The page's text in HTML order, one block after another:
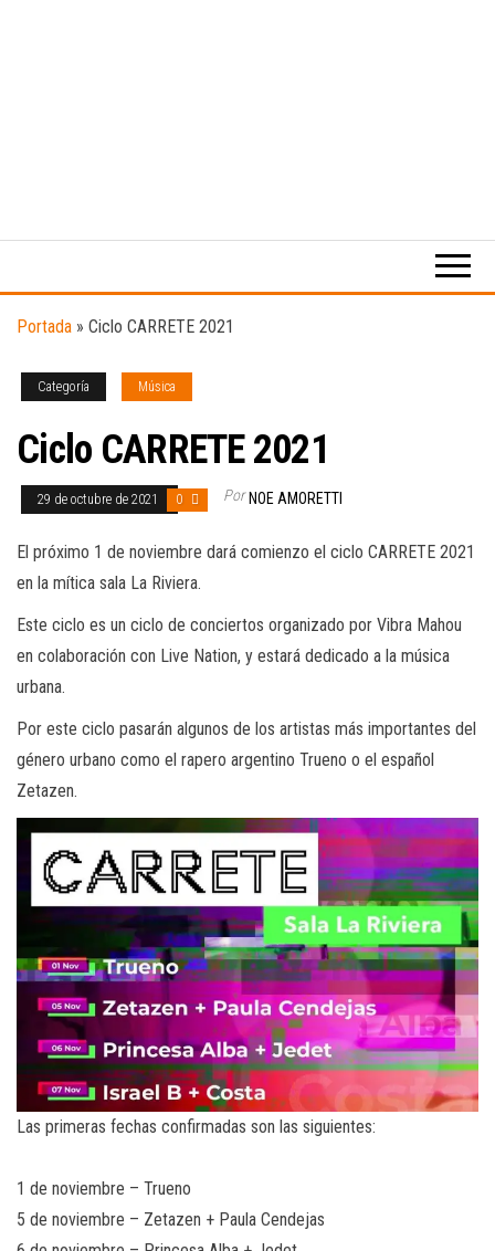
digital
Portada » Ciclo CARRETE 2021
Categoría Música
Ciclo CARRETE 2021
29 de octubre de 2021 0 Por NOE AMORETTI
El próximo 1 de noviembre dará comienzo el ciclo CARRETE 2021
en la mítica sala La Riviera.
Este ciclo es un ciclo de conciertos organizado por Vibra Mahou
en colaboración con Live Nation, y estará dedicado a la música
urbana.
Por este ciclo pasarán algunos de los artistas más importantes del
género urbano como el rapero argentino Trueno o el español
Zetazen.
Las primeras fechas confirmadas son las siguientes:
1 de noviembre – Trueno
5 de noviembre – Zetazen + Paula Cendejas